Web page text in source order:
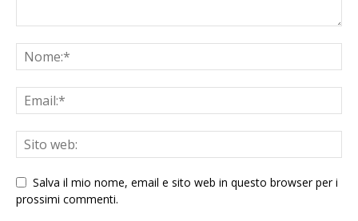
Salva il mio nome, email e sito web in questo browser per i
prossimi commenti.